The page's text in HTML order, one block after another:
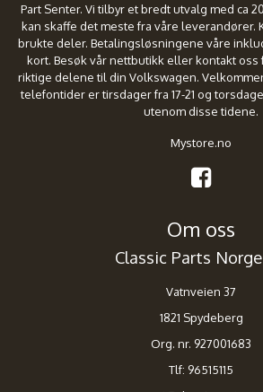
Part Senter. Vi tilbyr et bredt utvalg med ca
kan skaffe det meste fra våre leverandører.
brukte deler. Betalingsløsningene våre
kort. Besøk vår nettbutikk eller kontakt oss
riktige delene til din Volkswagen.
telefontider er tirsdager fra 17-21 og
utenom disse tidene.
Mystore.no
Om oss
Classic Parts
Vatnveien 37
1821 Spydeberg
Org. nr. 927001683
Tlf: 96515115